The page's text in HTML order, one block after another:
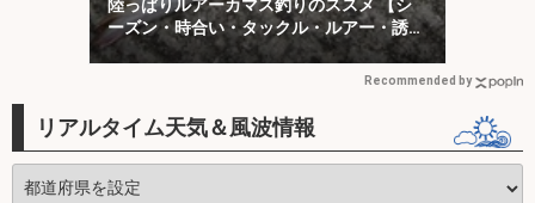
陸っぱりルアーカマス釣りのススメ 【シ
ーズン・時合い・タックル・ルアー・誘い
方を解説】
Recommended by
リアルタイム天気＆風波情報